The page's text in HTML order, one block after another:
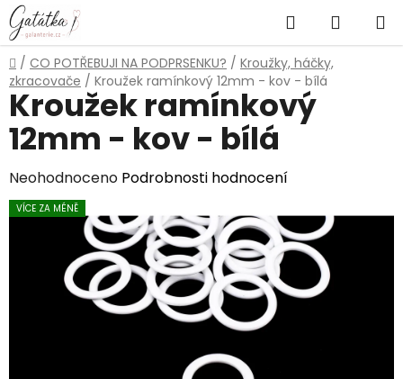
Přejít
na
obsah
Hledat
KOŠÍK
Domů
/ CO POTŘEBUJI NA PODPRSENKU? / Kroužky, háčky,
zkracovače / Kroužek ramínkový 12mm - kov - bílá
Kroužek ramínkový
12mm - kov - bílá
Průměrné
hodnocení
Neohodnoceno Podrobnosti hodnocení
VÍCE ZA MÉNĚ